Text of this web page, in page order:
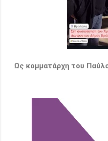
Ως κομματάρχη του